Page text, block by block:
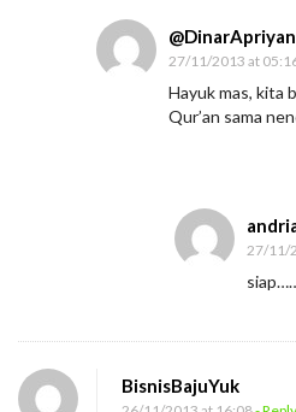
27/11/2013 at
Hayuk mas, kita
Qur’an sama
27/11/
BisnisBajuYuk